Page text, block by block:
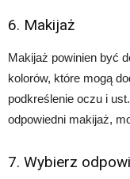
6. Makijaż
Makijaż powinien być
kolorów, które mogą
podkreślenie oczu i
odpowiedni makijaż,
7. Wybierz